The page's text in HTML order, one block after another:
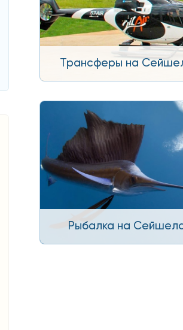
Трансферы на
Рыбалка на